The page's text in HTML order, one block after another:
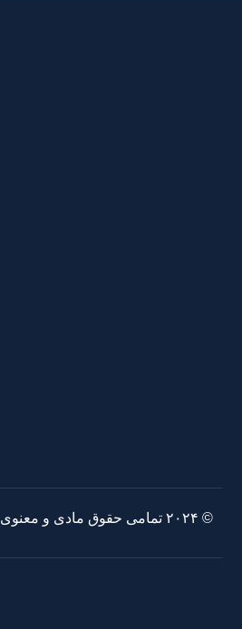
© ۲۰۲۴ تمامی حقوق مادی و معنوی این سایت متعلق به شرکت صنایع مفتول بکسل پارس است.